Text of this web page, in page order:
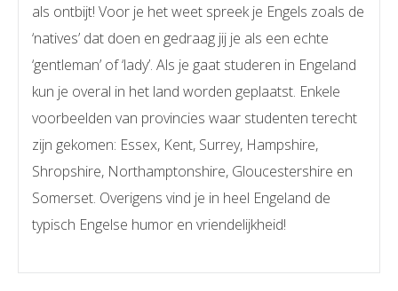
als ontbijt! Voor je het weet spreek je Engels zoals de
‘natives’ dat doen en gedraag jij je als een echte
‘gentleman’ of ‘lady’. Als je gaat studeren in Engeland
kun je overal in het land worden geplaatst. Enkele
voorbeelden van provincies waar studenten terecht
zijn gekomen: Essex, Kent, Surrey, Hampshire,
Shropshire, Northamptonshire, Gloucestershire en
Somerset. Overigens vind je in heel Engeland de
typisch Engelse humor en vriendelijkheid!